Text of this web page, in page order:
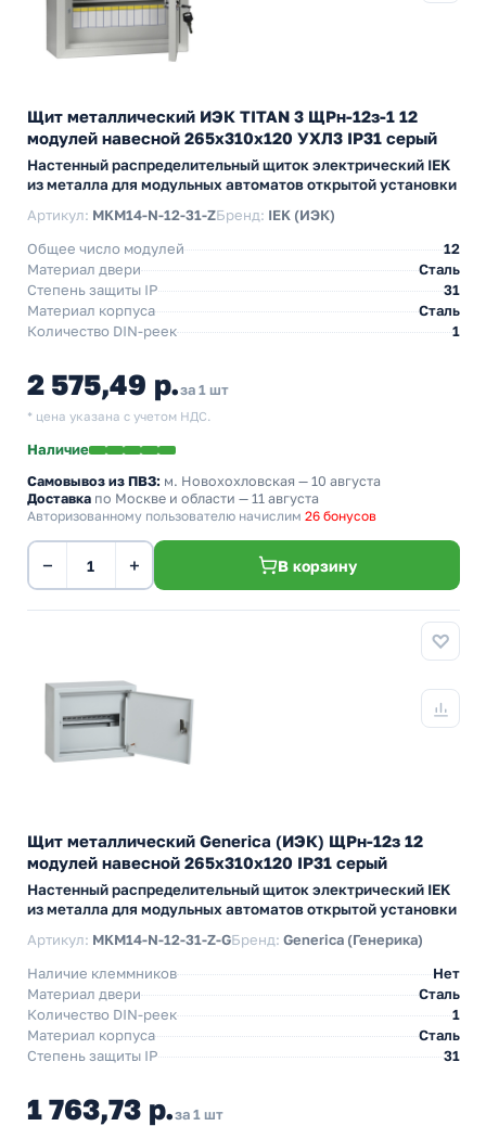
Щит металлический ИЭК TITAN 3 ЩРн-12з-1 12
модулей навесной 265х310х120 УХЛ3 IP31 серый
Настенный распределительный щиток электрический IEK
из металла для модульных автоматов открытой установки
Артикул: MKM14-N-12-31-ZБренд: IEK (ИЭК)
Общее число модулей
12
Материал двери
Сталь
Степень защиты IP
31
Материал корпуса
Сталь
Количество DIN-реек
1
2 575,49 р.за 1 шт
* цена указана с учетом НДС.
Наличие
Самовывоз из ПВЗ: м. Новохохловская — 10 августа
Доставка по Москве и области — 11 августа
Авторизованному пользователю начислим 26 бонусов
− + В корзину
Щит металлический Generica (ИЭК) ЩРн-12з 12
модулей навесной 265х310х120 IP31 серый
Настенный распределительный щиток электрический IEK
из металла для модульных автоматов открытой установки
Артикул: MKM14-N-12-31-Z-GБренд: Generica (Генерика)
Наличие клеммников
Нет
Материал двери
Сталь
Количество DIN-реек
1
Материал корпуса
Сталь
Степень защиты IP
31
1 763,73 р.за 1 шт